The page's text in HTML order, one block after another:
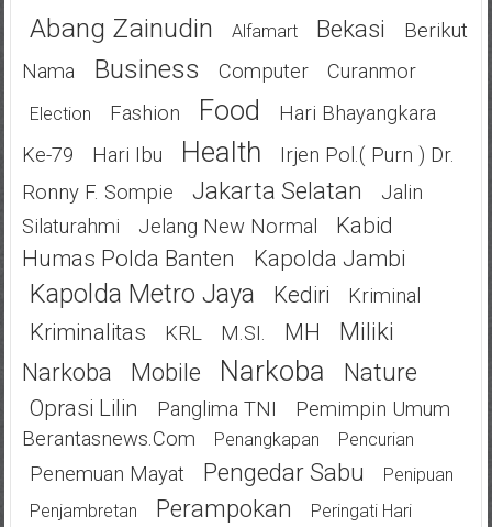
Abang Zainudin Alfamart Bekasi
Berikut
Nama
Business Computer Curanmor
Election Fashion Food
Hari Bhayangkara
Ke-79
Hari Ibu Health
Irjen Pol.( Purn ) Dr.
Ronny F. Sompie
Jakarta Selatan
Jalin
Silaturahmi
Jelang New Normal
Kabid
Humas Polda Banten
Kapolda Jambi
Kapolda Metro Jaya Kediri Kriminal
Kriminalitas KRL M.SI. MH
Miliki
Narkoba
Mobile Narkoba Nature
Oprasi Lilin Panglima TNI
Pemimpin Umum
Berantasnews.com
Penangkapan Pencurian
Penemuan Mayat Pengedar Sabu
Penipuan
Penjambretan
Perampokan
Peringati Hari